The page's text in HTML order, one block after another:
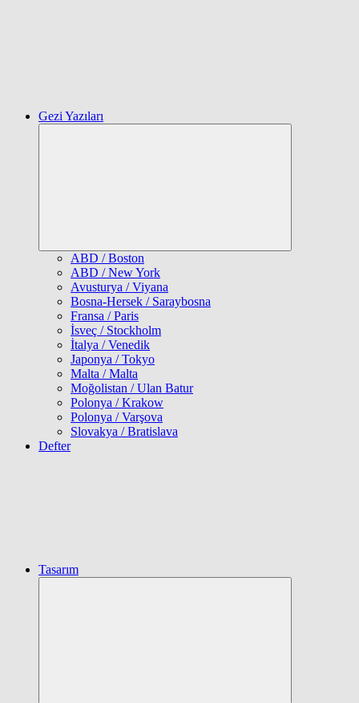
Gezi Yazıları
ABD / Boston
ABD / New York
Avusturya / Viyana
Bosna-Hersek / Saraybosna
Fransa / Paris
İsveç / Stockholm
İtalya / Venedik
Japonya / Tokyo
Malta / Malta
Moğolistan / Ulan Batur
Polonya / Krakow
Polonya / Varşova
Slovakya / Bratislava
Defter
Tasarım